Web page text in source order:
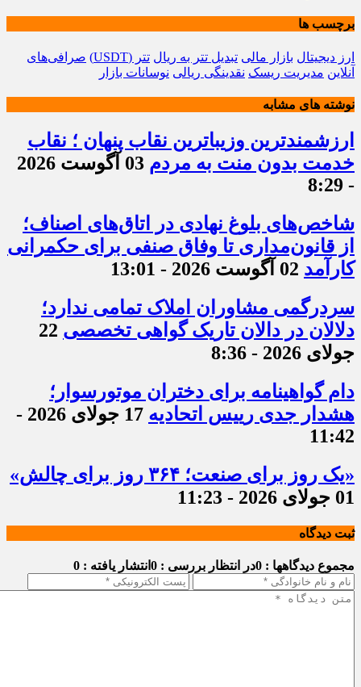
برچسب ها
ارز دیجیتال بازار مالی تبدیل تتر به ریال تتر (USDT)
صرافی‌های
آنلاین مدیریت ریسک نقدینگی ریالی نوسانات بازار
نوشته های مشابه
ارزشمندترین وزیباترین نقاب پنهان ؛ نقاب
خدمت بدون منت به مردم
03 آگوست 2026
- 8:29
شاخص‌های بلوغ نهادی در اتاق‌های اصناف؛
از قانون‌مداری تا وفاق صنفی برای حکمرانی
کارآمد 02 آگوست 2026 - 13:01
سردرگمی مشاوران املاک تمامی ندارد؛
دلالان در دالان تاریک گواهی تخصصی 22
جولای 2026 - 8:36
دام گواهینامه برای دختران موتورسوار؛
هشدار جدی رییس اتحادیه
17 جولای 2026 -
11:42
«یک روز برای صنعت؛ ۳۶۴ روز برای چالش»
01 جولای 2026 - 11:23
ثبت دیدگاه
مجموع دیدگاهها : 0 در انتظار بررسی : 0 انتشار یافته : 0